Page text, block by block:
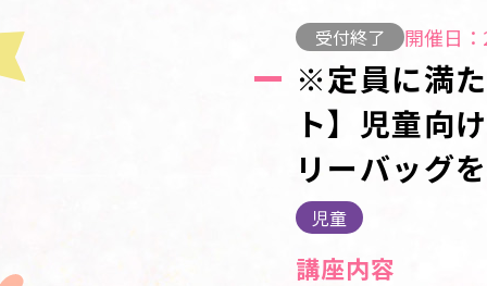
受付終了 開催日
※定員に満
ト】児童向
リーバッグ
児童
講座内容